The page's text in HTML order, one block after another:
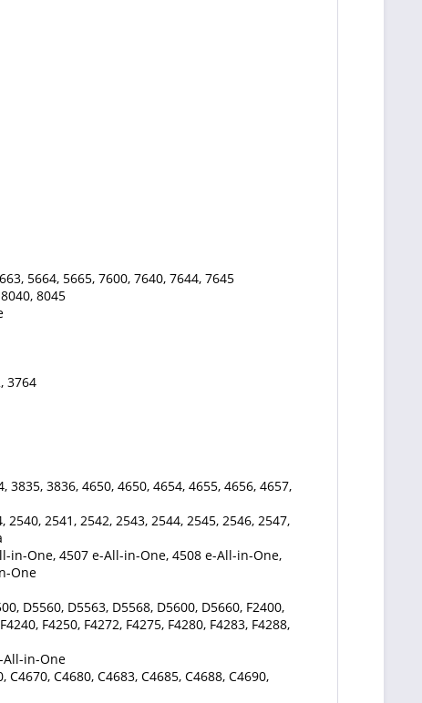
5664, 5665, 7600, 7640, 7644, 7645
8045
3764
3835, 3836, 4650, 4650, 4654, 4655, 4656, 4657,
2540, 2541, 2542, 2543, 2544, 2545, 2546, 2547,
in-One, 4507 e-All-in-One, 4508 e-All-in-One,
One
D5560, D5563, D5568, D5600, D5660, F2400,
F4250, F4272, F4275, F4280, F4283, F4288,
All-in-One
C4680, C4683, C4685, C4688, C4690,